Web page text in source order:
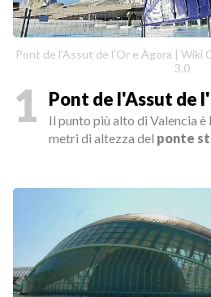
Pont de l'Assut de l'Or e Àgora | Wiki
3.0
1 Pont de l'Assut de
Il punto più alto di Valencia
metri di altezza del ponte